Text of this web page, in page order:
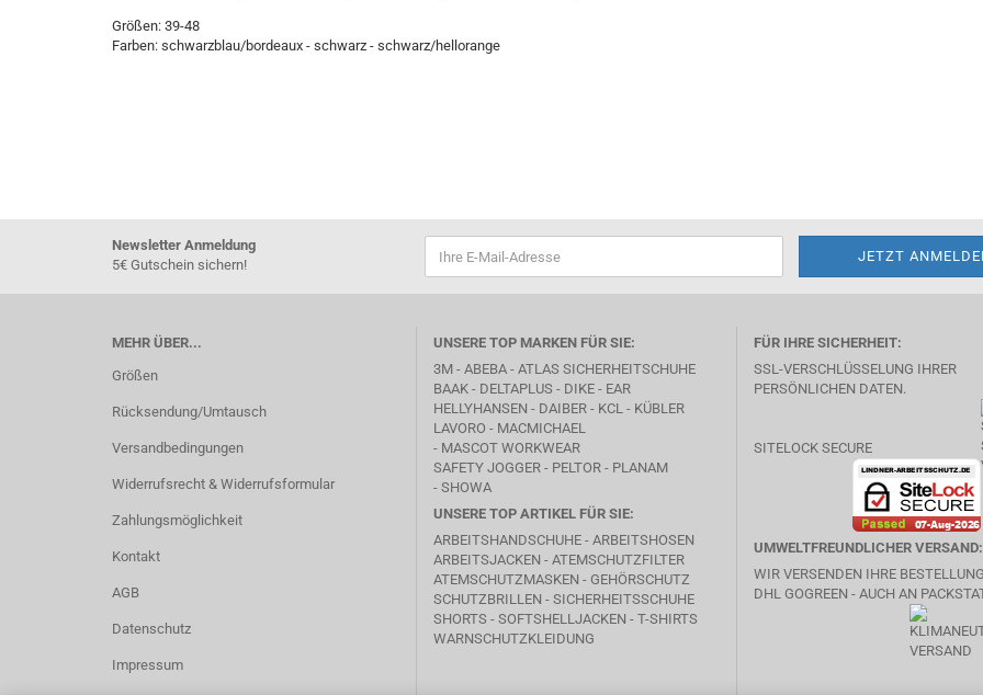
Größen: 39-48
Farben: schwarzblau/bordeaux - schwarz - schwarz/hellorange
Newsletter Anmeldung
5€ Gutschein sichern!
MEHR ÜBER...
Größen
Rücksendung/Umtausch
Versandbedingungen
Widerrufsrecht & Widerrufsformular
Zahlungsmöglichkeit
Kontakt
AGB
Datenschutz
Impressum
UNSERE TOP MARKEN FÜR SIE:
3M - ABEBA - ATLAS SICHERHEITSCHUHE
BAAK- DELTAPLUS - DIKE- EAR
HELLYHANSEN - DAIBER - KCL - KÜBLER
LAVORO - MACMICHAEL
- MASCOT WORKWEAR
SAFETY JOGGER - PELTOR - PLANAM
- SHOWA
UNSERE TOP ARTIKEL FÜR SIE:
ARBEITSHANDSCHUHE - ARBEITSHOSEN
ARBEITSJACKEN - ATEMSCHUTZFILTER
ATEMSCHUTZMASKEN - GEHÖRSCHUTZ
SCHUTZBRILLEN - SICHERHEITSSCHUHE
SHORTS - SOFTSHELLJACKEN - T-SHIRTS
WARNSCHUTZKLEIDUNG
FÜR IHRE SICHERHEIT:
SSL-VERSCHLÜSSELUNG IHRER
PERSÖNLICHEN DATEN.
SITELOCK SECURE
UMWELTFREUNDLICHER VERSAND:
WIR VERSENDEN IHRE
DHL GOGREEN - AUCH AN